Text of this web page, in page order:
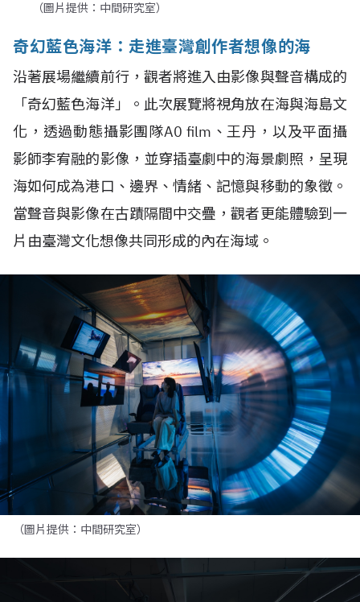
（圖片提供：中間研究室）
奇幻藍色海洋：走進臺灣創作者想像的海
沿著展場繼續前行，觀者將進入由影像與聲音構成的
「奇幻藍色海洋」。此次展覽將視角放在海與海島文
化，透過動態攝影團隊A0 film、王丹，以及平面攝
影師李宥融的影像，並穿插臺劇中的海景劇照，呈現
海如何成為港口、邊界、情緒、記憶與移動的象徵。
當聲音與影像在古蹟隔間中交疊，觀者更能體驗到一
片由臺灣文化想像共同形成的內在海域。
（圖片提供：中間研究室）